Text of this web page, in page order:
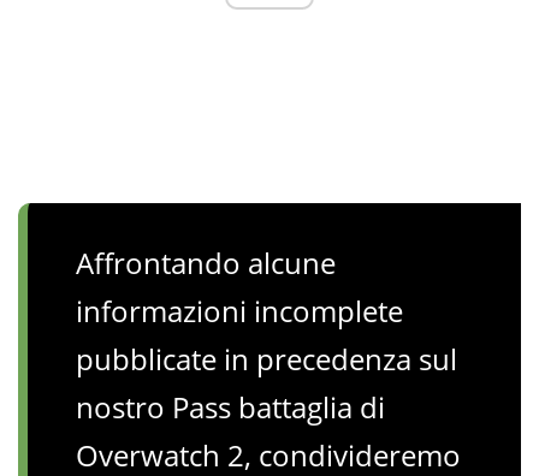
Affrontando alcune
informazioni incomplete
pubblicate in precedenza sul
nostro Pass battaglia di
Overwatch 2, condivideremo